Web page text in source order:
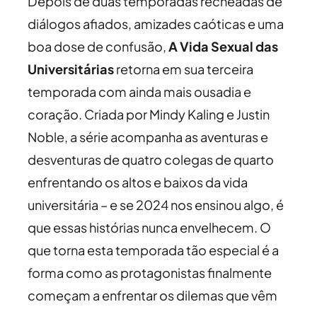
diálogos afiados, amizades caóticas e uma
boa dose de confusão,A Vida Sexual das
Universitáriasretorna em sua terceira
temporada com ainda mais ousadia e
coração. Criada por Mindy Kaling e Justin
Noble, a série acompanha as aventuras e
desventuras de quatro colegas de quarto
enfrentando os altos e baixos da vida
universitária – e se 2024 nos ensinou algo, é
que essas histórias nunca envelhecem. O
que torna esta temporada tão especial é a
forma como as protagonistas finalmente
começam a enfrentar os dilemas que vêm